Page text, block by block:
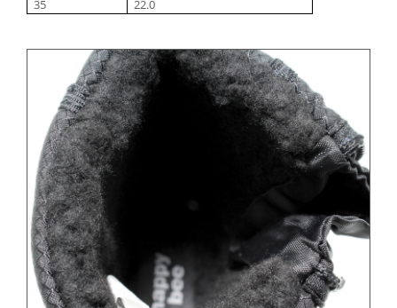
35
22.0